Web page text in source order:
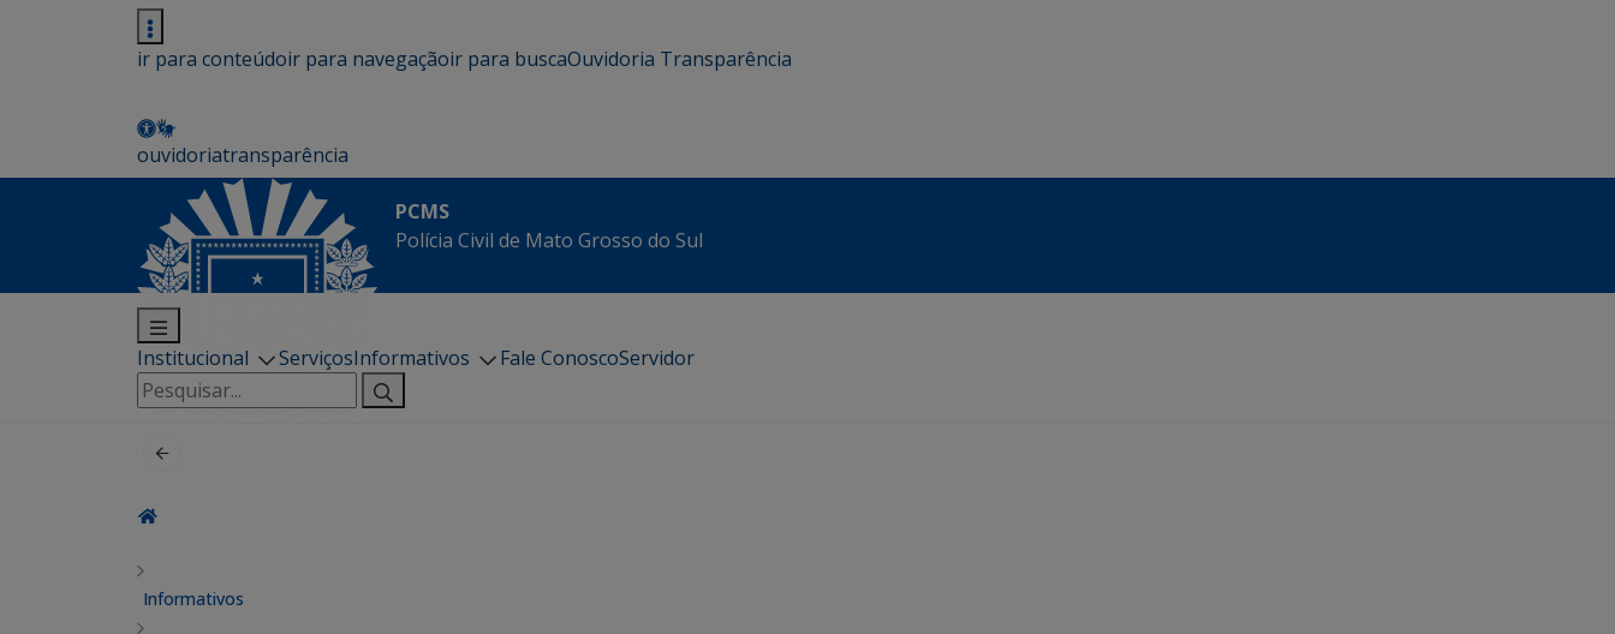
ir para conteúdoir para navegaçãoir para buscaOuvidoria Transparência
ouvidoriatransparência
PCMS
Polícia Civil de Mato Grosso do Sul
Institucional ServiçosInformativos Fale ConoscoServidor
Pesquisar
por:
Informativos